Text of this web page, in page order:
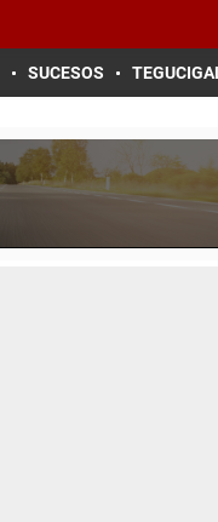
SUCESOS